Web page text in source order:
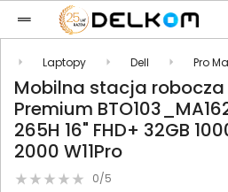
Laptopy Dell Pro
Mobilna stacja robocza
Premium
265H 16" FHD+ 32GB
2000 W11Pro
0/5